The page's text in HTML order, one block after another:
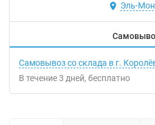
Эль-
Самовывоз со склада в г.
В течение3 дней Бесплатно